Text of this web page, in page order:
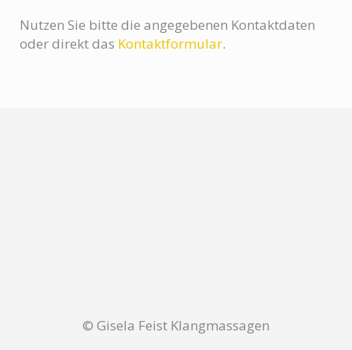
Nutzen Sie bitte die angegebenen Kontaktdaten
oder direkt das Kontaktformular.
© Gisela Feist Klangmassagen